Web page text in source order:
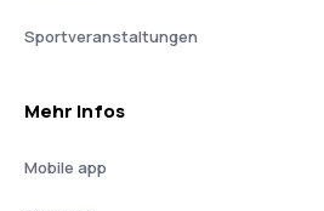
Sportveranstaltungen
Mehr Infos
Mobile app